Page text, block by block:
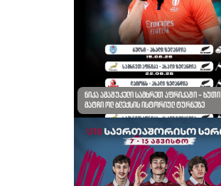
ნიკა ამაშუკელი სამხრეთ აფრიკაში - ხუთი
მატჩი ოლ ბლექსის ისტორიულ ტურნეზე